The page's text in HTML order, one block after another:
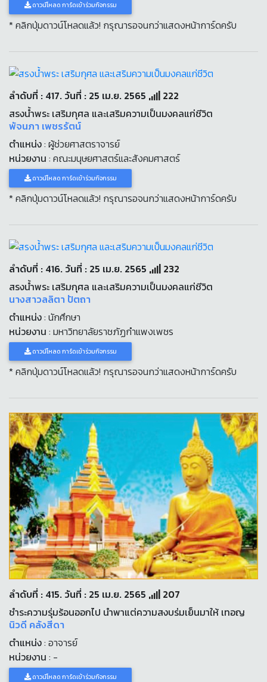
ดาวน์โหลด การ์ดเข้าร่วมกิจกรรม
* คลิกปุ่มดาวน์โหลดแล้ว! กรุณารอจนกว่าแสดงหน้าการ์ดครับ
ลำดับที่ : 417. วันที่ : 25 เม.ย. 2565
222
สรงน้ำพระ เสริมกุศล และเสริมความเป็นมงคลแก่ชีวิต
พัจนภา เพชรรัตน์
ตำแหน่ง: ผู้ช่วยศาสตราจารย์
หน่วยงาน : คณะมนุษยศาสตร์และสังคมศาสตร์
ดาวน์โหลด การ์ดเข้าร่วมกิจกรรม
* คลิกปุ่มดาวน์โหลดแล้ว! กรุณารอจนกว่าแสดงหน้าการ์ดครับ
ลำดับที่ : 416. วันที่ : 25 เม.ย. 2565
232
สรงน้ำพระ เสริมกุศล และเสริมความเป็นมงคลแก่ชีวิต
นางสาวลลิตา ปัตถา
ตำแหน่ง: นักศึกษา
หน่วยงาน : มหาวิทยาลัยราชภัฏกำแพงเพชร
ดาวน์โหลด การ์ดเข้าร่วมกิจกรรม
* คลิกปุ่มดาวน์โหลดแล้ว! กรุณารอจนกว่าแสดงหน้าการ์ดครับ
ลำดับที่ : 415. วันที่ : 25 เม.ย. 2565
207
ชำระความรุ่มร้อนออกไป นำพาแต่ความสงบร่มเย็นมาให้ เทอญ
นิวดี คลังสีดา
ตำแหน่ง: อาจารย์
หน่วยงาน : -
ดาวน์โหลด การ์ดเข้าร่วมกิจกรรม